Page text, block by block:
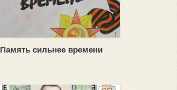
Память сильнее времени